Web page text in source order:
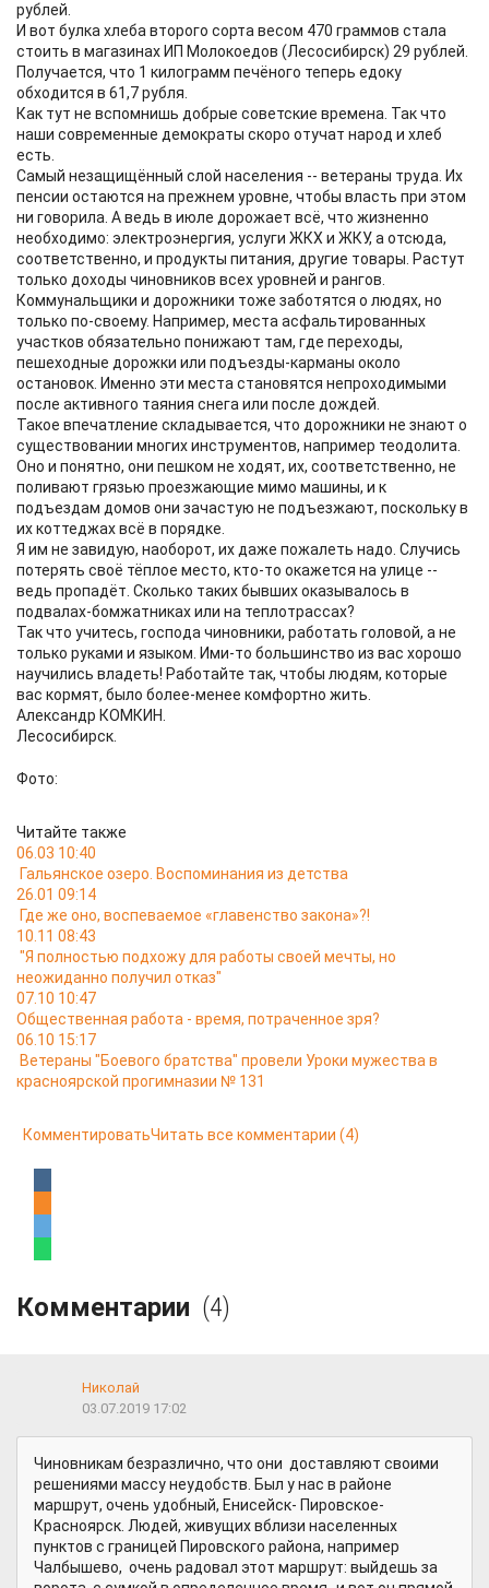
рублей.
И вот булка хлеба второго сорта весом 470 граммов стала
стоить в магазинах ИП Молокоедов (Лесосибирск) 29 рублей.
Получается, что 1 килограмм печёного теперь едоку
обходится в 61,7 рубля.
Как тут не вспомнишь добрые советские времена. Так что
наши современные демократы скоро отучат народ и хлеб
есть.
Самый незащищённый слой населения -- ветераны труда. Их
пенсии остаются на прежнем уровне, чтобы власть при этом
ни говорила. А ведь в июле дорожает всё, что жизненно
необходимо: электроэнергия, услуги ЖКХ и ЖКУ, а отсюда,
соответственно, и продукты питания, другие товары. Растут
только доходы чиновников всех уровней и рангов.
Коммунальщики и дорожники тоже заботятся о людях, но
только по-своему. Например, места асфальтированных
участков обязательно понижают там, где переходы,
пешеходные дорожки или подъезды-карманы около
остановок. Именно эти места становятся непроходимыми
после активного таяния снега или после дождей.
Такое впечатление складывается, что дорожники не знают о
существовании многих инструментов, например теодолита.
Оно и понятно, они пешком не ходят, их, соответственно, не
поливают грязью проезжающие мимо машины, и к
подъездам домов они зачастую не подъезжают, поскольку в
их коттеджах всё в порядке.
Я им не завидую, наоборот, их даже пожалеть надо. Случись
потерять своё тёплое место, кто-то окажется на улице --
ведь пропадёт. Сколько таких бывших оказывалось в
подвалах-бомжатниках или на теплотрассах?
Так что учитесь, господа чиновники, работать головой, а не
только руками и языком. Ими-то большинство из вас хорошо
научились владеть! Работайте так, чтобы людям, которые
вас кормят, было более-менее комфортно жить.
Александр КОМКИН.
Лесосибирск.
Фото:
Читайте также
06.03 10:40
Гальянское озеро. Воспоминания из детства
26.01 09:14
Где же оно, воспеваемое «главенство закона»?!
10.11 08:43
"Я полностью подхожу для работы своей мечты, но
неожиданно получил отказ"
07.10 10:47
Общественная работа - время, потраченное зря?
06.10 15:17
Ветераны "Боевого братства" провели Уроки мужества в
красноярской прогимназии № 131
КомментироватьЧитать все комментарии (4)
Комментарии (4)
Николай
03.07.2019 17:02
Чиновникам безразлично, что они доставляют своими
решениями массу неудобств. Был у нас в районе
маршрут, очень удобный, Енисейск- Пировское-
Красноярск. Людей, живущих вблизи населенных
пунктов с границей Пировского района, например
Чалбышево, очень радовал этот маршрут: выйдешь за